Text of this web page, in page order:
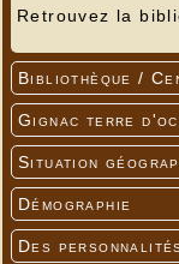
Retrouvez la
Bibliothèque /
Gignac terre d'oc
Situation
Démographie
Des